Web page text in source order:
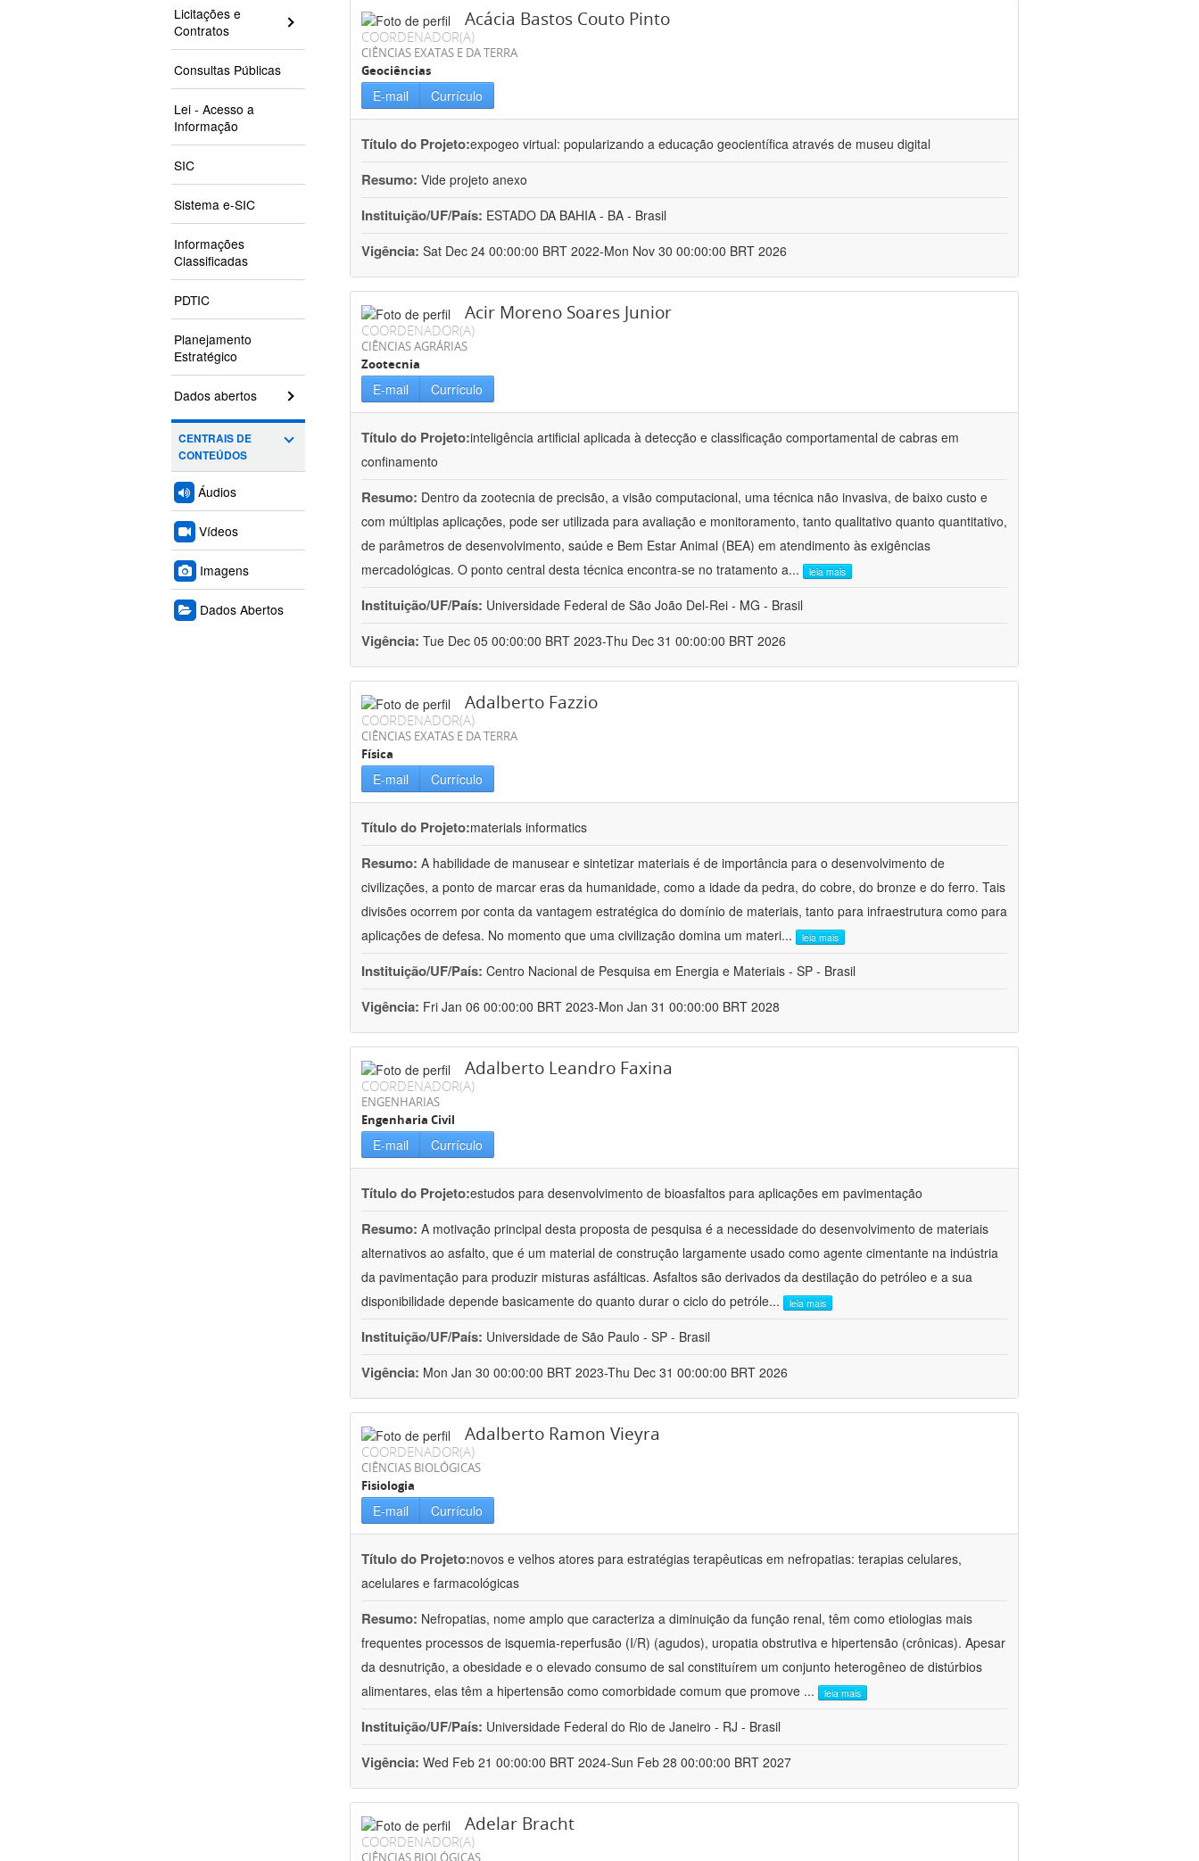
Licitações e
Contratos
Consultas Públicas
Lei - Acesso a
Informação
SIC
Sistema e-SIC
Informações
Classificadas
PDTIC
Planejamento
Estratégico
Dados abertos
CENTRAIS DE
CONTEÚDOS
Áudios
Vídeos
Imagens
Dados Abertos
Acácia Bastos Couto Pinto
COORDENADOR(A)
CIÊNCIAS EXATAS E DA TERRA
Geociências
E-mail Currículo
Título do Projeto:expogeo virtual: popularizando a educação geocientífica através de museu digital
Resumo: Vide projeto anexo
Instituição/UF/País: ESTADO DA BAHIA - BA - Brasil
Vigência: Sat Dec 24 00:00:00 BRT 2022-Mon Nov 30 00:00:00 BRT 2026
Acir Moreno Soares Junior
COORDENADOR(A)
CIÊNCIAS AGRÁRIAS
Zootecnia
E-mail Currículo
Título do Projeto:inteligência artificial aplicada à detecção e classificação comportamental de cabras em
confinamento
Resumo: Dentro da zootecnia de precisão, a visão computacional, uma técnica não invasiva, de baixo custo e
com múltiplas aplicações, pode ser utilizada para avaliação e monitoramento, tanto qualitativo quanto quantitativo,
de parâmetros de desenvolvimento, saúde e Bem Estar Animal (BEA) em atendimento às exigências
mercadológicas. O ponto central desta técnica encontra-se no tratamento a... leia mais
Instituição/UF/País: Universidade Federal de São João Del-Rei - MG - Brasil
Vigência: Tue Dec 05 00:00:00 BRT 2023-Thu Dec 31 00:00:00 BRT 2026
Adalberto Fazzio
COORDENADOR(A)
CIÊNCIAS EXATAS E DA TERRA
Física
E-mail Currículo
Título do Projeto:materials informatics
Resumo: A habilidade de manusear e sintetizar materiais é de importância para o desenvolvimento de
civilizações, a ponto de marcar eras da humanidade, como a idade da pedra, do cobre, do bronze e do ferro. Tais
divisões ocorrem por conta da vantagem estratégica do domínio de materiais, tanto para infraestrutura como para
aplicações de defesa. No momento que uma civilização domina um materi... leia mais
Instituição/UF/País: Centro Nacional de Pesquisa em Energia e Materiais - SP - Brasil
Vigência: Fri Jan 06 00:00:00 BRT 2023-Mon Jan 31 00:00:00 BRT 2028
Adalberto Leandro Faxina
COORDENADOR(A)
ENGENHARIAS
Engenharia Civil
E-mail Currículo
Título do Projeto:estudos para desenvolvimento de bioasfaltos para aplicações em pavimentação
Resumo: A motivação principal desta proposta de pesquisa é a necessidade do desenvolvimento de materiais
alternativos ao asfalto, que é um material de construção largamente usado como agente cimentante na indústria
da pavimentação para produzir misturas asfálticas. Asfaltos são derivados da destilação do petróleo e a sua
disponibilidade depende basicamente do quanto durar o ciclo do petróle... leia mais
Instituição/UF/País: Universidade de São Paulo - SP - Brasil
Vigência: Mon Jan 30 00:00:00 BRT 2023-Thu Dec 31 00:00:00 BRT 2026
Adalberto Ramon Vieyra
COORDENADOR(A)
CIÊNCIAS BIOLÓGICAS
Fisiologia
E-mail Currículo
Título do Projeto:novos e velhos atores para estratégias terapêuticas em nefropatias: terapias celulares,
acelulares e farmacológicas
Resumo: Nefropatias, nome amplo que caracteriza a diminuição da função renal, têm como etiologias mais
frequentes processos de isquemia-reperfusão (I/R) (agudos), uropatia obstrutiva e hipertensão (crônicas). Apesar
da desnutrição, a obesidade e o elevado consumo de sal constituírem um conjunto heterogêneo de distúrbios
alimentares, elas têm a hipertensão como comorbidade comum que promove ... leia mais
Instituição/UF/País: Universidade Federal do Rio de Janeiro - RJ - Brasil
Vigência: Wed Feb 21 00:00:00 BRT 2024-Sun Feb 28 00:00:00 BRT 2027
Adelar Bracht
COORDENADOR(A)
CIÊNCIAS BIOLÓGICAS